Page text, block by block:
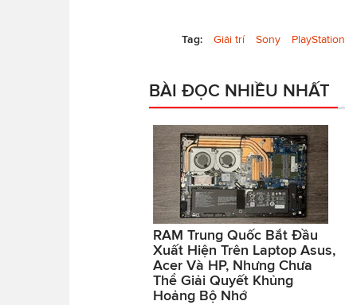
Tag: Giải trí Sony PlayStation
BÀI ĐỌC NHIỀU NHẤT
RAM Trung Quốc Bắt Đầu
Xuất Hiện Trên Laptop Asus,
Acer Và HP, Nhưng Chưa
Thể Giải Quyết Khủng
Hoảng Bộ Nhớ